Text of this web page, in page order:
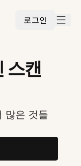
로그인
스캔
많은 것들